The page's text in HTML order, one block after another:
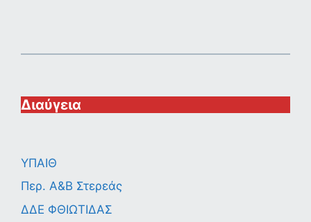
Διαύγεια
ΥΠΑΙΘ
Περ. A&B Στερεάς
ΔΔΕ ΦΘΙΩΤΙΔΑΣ